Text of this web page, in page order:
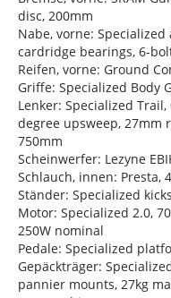
disc, 200mm
Nabe, vorne:
cardridge bearings, 6-
Reifen, vorne: Ground
Griffe: Specialized Body
Lenker: Specialized
degree upsweep, 27mm
750mm
Scheinwerfer: Lezyne
Schlauch, innen: Presta,
Ständer: Specialized
Motor: Specialized 2.0,
250W nominal
Pedale: Specialized
Gepäckträger:
pannier mounts, 27kg